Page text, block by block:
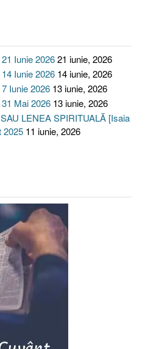
Iunie 202621 iunie, 2026
Iunie 2026 14 iunie, 2026
Iunie 2026 13 iunie, 2026
Mai 2026 13 iunie, 2026
LENEA SPIRITUALĂ [Isaia
2025 11 iunie, 2026